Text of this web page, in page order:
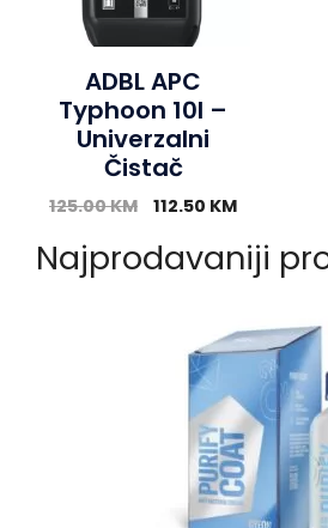
ADBL APC
Typhoon 10l –
Univerzalni
Čistač
125.00KM 112.50 KM
Najprodavaniji